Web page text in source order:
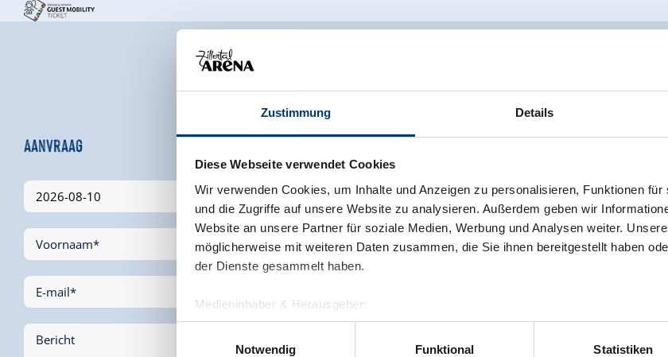
Zustimmung Details
Diese Webseite verwendet Cookies
Wir verwenden Cookies, um Inhalte und Anzeigen zu personalisieren, Funktionen
und die Zugriffe auf unsere Website zu analysieren. Außerdem geben wir
Website an unsere Partner für soziale Medien, Werbung und Analysen weiter.
möglicherweise mit weiteren Daten zusammen, die Sie ihnen bereitgestellt haben
der Dienste gesammelt haben.
Medieninhaber & Herausgeber:
Zeller Bergbahnen Zillertal GmbH & Co KG
Rohr 23// A-6280 Zell am Ziller
Notwendig
Funktional Statistiken
Aanvraag
Voornaam* Achternaam*
E-mail*
Bericht